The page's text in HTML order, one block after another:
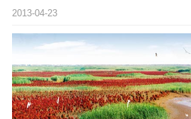
2013-04-23